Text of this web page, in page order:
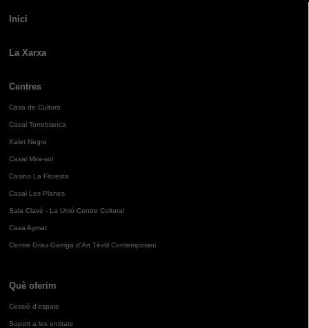
Inici
La Xarxa
Centres
Casa de Cultura
Casal Torreblanca
Xalet Negre
Casal Mira-sol
Casino La Floresta
Casal Les Planes
Sala Clavé - La Unió Centre Cultural
Casa Aymat
Centre Grau-Garriga d'Art Tèxtil Contemporani
Què oferim
Cessió d'espais
Suport a les entitats